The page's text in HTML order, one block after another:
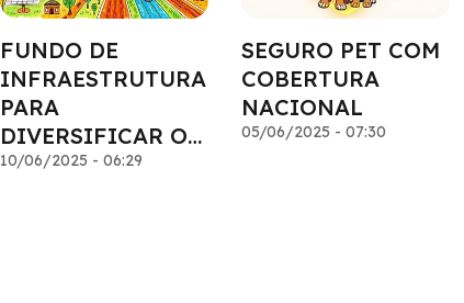
FUNDO DE
INFRAESTRUTURA
PARA
DIVERSIFICAR O
PORTFÓLIO
10/06/2025 - 06:29
SEGURO PET COM
COBERTURA
NACIONAL
05/06/2025 - 07:30